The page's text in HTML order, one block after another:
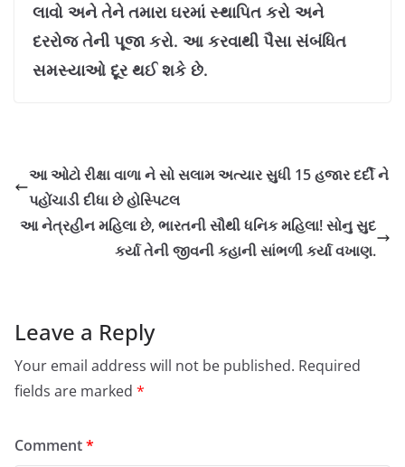
લાવો અને તેને તમારા ઘરમાં સ્થાપિત કરો અને
દરરોજ તેની પૂજા કરો. આ કરવાથી પૈસા સંબંધિત
સમસ્યાઓ દૂર થઈ શકે છે.
આ ઓટો રીક્ષા વાળા ને સો સલામ અત્યાર સુધી 15 હજાર દર્દી ને
પહોંચાડી દીધા છે હોસ્પિટલ
આ નેત્રહીન મહિલા છે, ભારતની સૌથી ધનિક મહિલા! સોનુ સુદ
કર્યા તેની જીવની કહાની સાંભળી કર્યા વખાણ.
Leave a Reply
Your email address will not be published. Required
fields are marked *
Comment*